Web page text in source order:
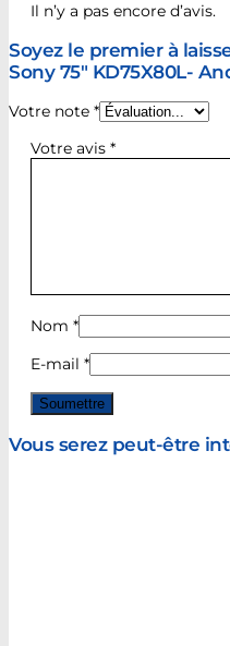
Il n’y a pas encore d’avis.
Soyez le premier à
Sony 75″ KD75X80L-
Votre note *
Votre avis *
Nom *
E-mail *
Vous serez peut-être